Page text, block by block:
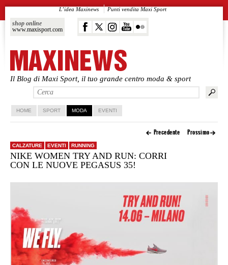
Il Blog di Maxi Sport, il tuo grande centro moda & sport
shop online
www.maxisport.com
L’idea Maxinews Punti vendita Maxi Sport
Vai al contenuto principale
Vai al contenuto secondario
HOME SPORT MODA EVENTI
Precedente Prossimo
CALZATURE EVENTI RUNNING
NIKE WOMEN TRY AND RUN: CORRI
CON LE NUOVE PEGASUS 35!